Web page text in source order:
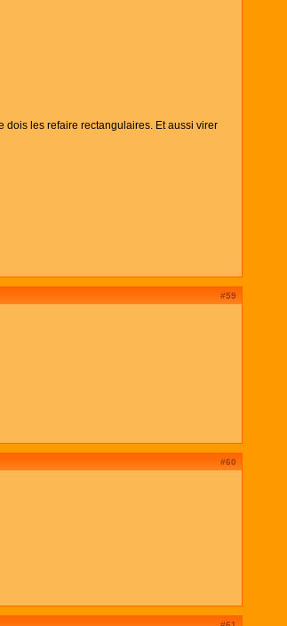
dois les refaire rectangulaires. Et aussi virer
#59
#60